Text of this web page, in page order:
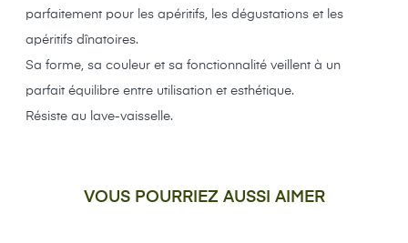
parfaitement pour les apéritifs, les dégustations et les
apéritifs dînatoires.
Sa forme, sa couleur et sa fonctionnalité veillent à un
parfait équilibre entre utilisation et esthétique.
Résiste au lave-vaisselle.
VOUS POURRIEZ AUSSI AIMER